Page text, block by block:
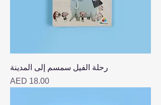
رحلة الفيل سمسم إلى المدينة
Price
AED 18.00